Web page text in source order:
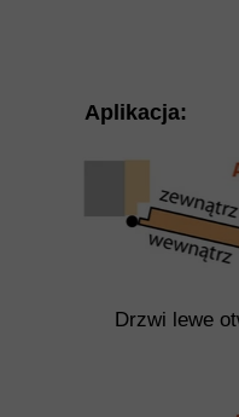
Aplikacja:
Drzwi lewe